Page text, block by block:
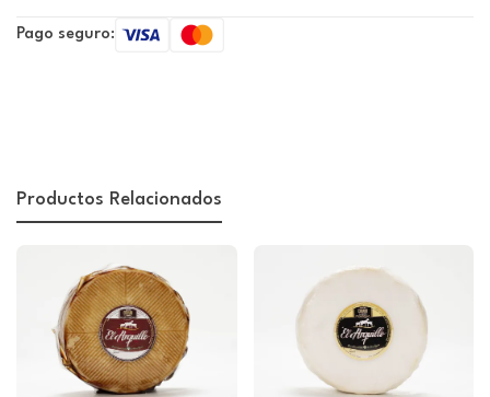
Pago seguro:
Productos Relacionados